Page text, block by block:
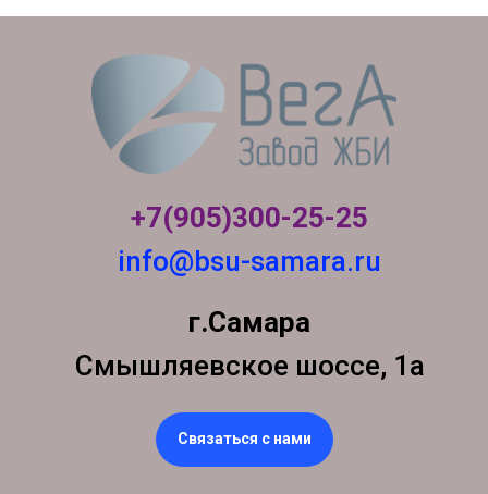
+7(905)300-25-25
info@bsu-samara.ru
г.Самара
Смышляевское шоссе, 1а
Связаться с нами